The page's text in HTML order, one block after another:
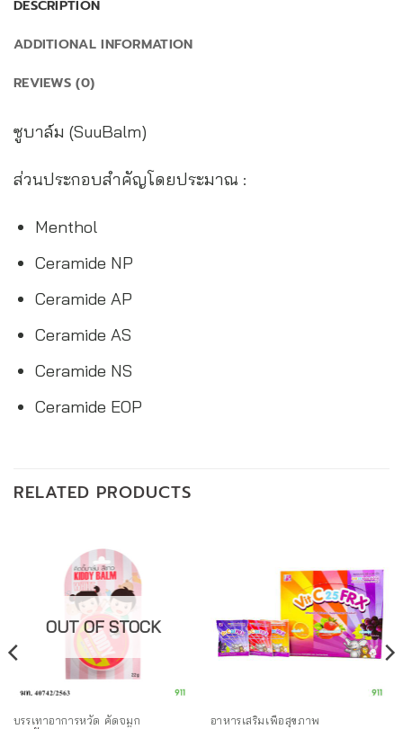
DESCRIPTION
ADDITIONAL INFORMATION
REVIEWS (0)
ซูบาล์ม (SuuBalm)
ส่วนประกอบสำคัญโดยประมาณ :
Menthol
Ceramide NP
Ceramide AP
Ceramide AS
Ceramide NS
Ceramide EOP
RELATED PRODUCTS
OUT OF STOCK
บรรเทาอาการหวัด คัดจมูก อาหารเสริมเพื่อสุขภาพ